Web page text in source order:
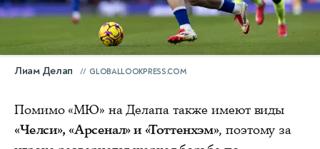
Лиам Делап GLOBALLOOKPRESS.COM
Помимо «МЮ» на Делапа также имеют виды
«Челси», «Арсенал» и «Тоттенхэм», поэтому за